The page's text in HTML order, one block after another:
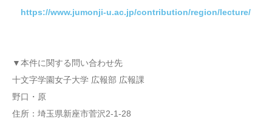
https://www.jumonji-u.ac.jp/contribution/region/lecture/
▼本件に関する問い合わせ先
十文字学園女子大学 広報部 広報課
野口・原
住所：埼玉県新座市菅沢2-1-28